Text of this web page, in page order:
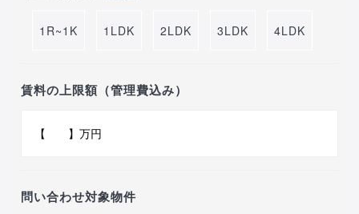
1R~1K 1LDK 2LDK 3LDK 4LDK
賃料の上限額（管理費込み）
問い合わせ対象物件